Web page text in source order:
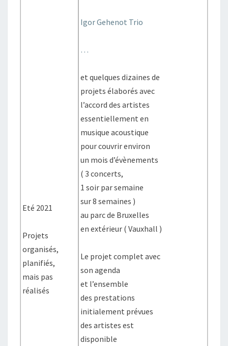
Eté 2021
Projets
organisés,
planifiés,
mais pas
réalisés
Igor Gehenot Trio
…
et quelques dizaines de
projets élaborés avec
l’accord des artistes
essentiellement en
musique acoustique
pour couvrir environ
un mois d’évènements
( 3 concerts,
1 soir par semaine
sur 8 semaines )
au parc de Bruxelles
en extérieur ( Vauxhall )
Le projet complet avec
son agenda
et l’ensemble
des prestations
initialement prévues
des artistes est
disponible